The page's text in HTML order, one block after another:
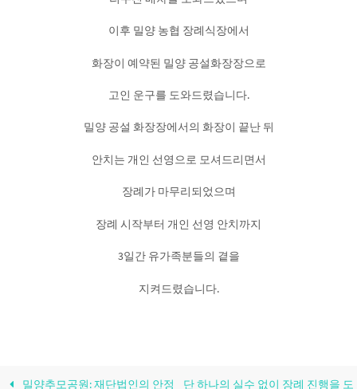
이후 밀양 농협 장례식장에서
화장이 예약된 밀양 공설화장장으로
고인 운구를 도와드렸습니다.
밀양 공설 화장장에서의 화장이 끝난 뒤
안치는 개인 선영으로 모셔드리면서
장례가 마무리되었으며
장례 시작부터 개인 선영 안치까지
3일간 유가족분들의 곁을
지켜드렸습니다.
밀양추모공원: 재단법인의 안정 단 하나의 실수 없이 장례 진행을 도